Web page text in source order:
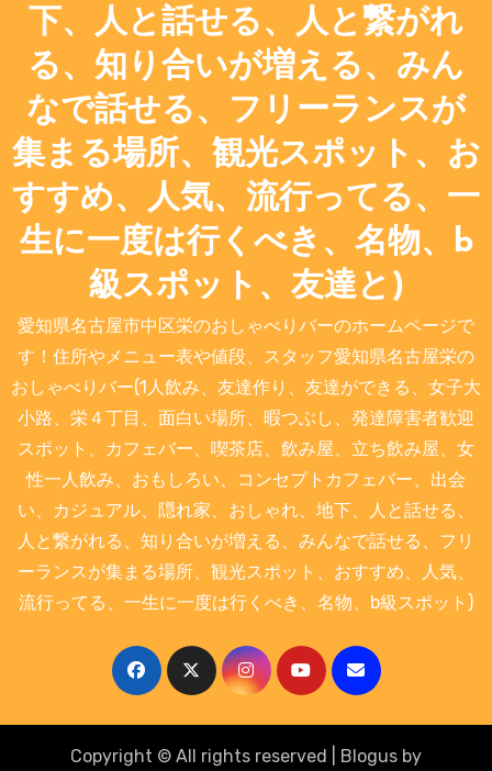
下、人と話せる、人と繋がれ
る、知り合いが増える、みん
なで話せる、フリーランスが
集まる場所、観光スポット、お
すすめ、人気、流行ってる、一
生に一度は行くべき、名物、b
級スポット、友達と)
愛知県名古屋市中区栄のおしゃべりバーのホームページで
す！住所やメニュー表や値段、スタッフ愛知県名古屋栄の
おしゃべりバー(1人飲み、友達作り、友達ができる、女子大
小路、栄４丁目、面白い場所、暇つぶし、発達障害者歓迎
スポット、カフェバー、喫茶店、飲み屋、立ち飲み屋、女
性一人飲み、おもしろい、コンセプトカフェバー、出会
い、カジュアル、隠れ家、おしゃれ、地下、人と話せる、
人と繋がれる、知り合いが増える、みんなで話せる、フリ
ーランスが集まる場所、観光スポット、おすすめ、人気、
流行ってる、一生に一度は行くべき、名物、b級スポット)
Copyright © All rights reserved Blogus by